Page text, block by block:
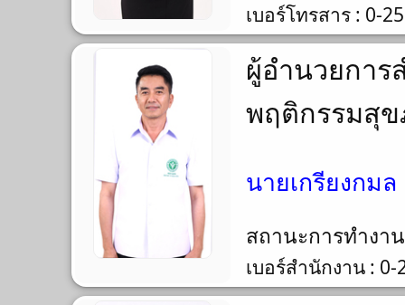
เบอร์โทรสาร : 0-
ผู้อำนวยกา
พฤติกรรมสุ
นายเกรียงกม
สถานะการทำงา
เบอร์สำนักงาน : 0-